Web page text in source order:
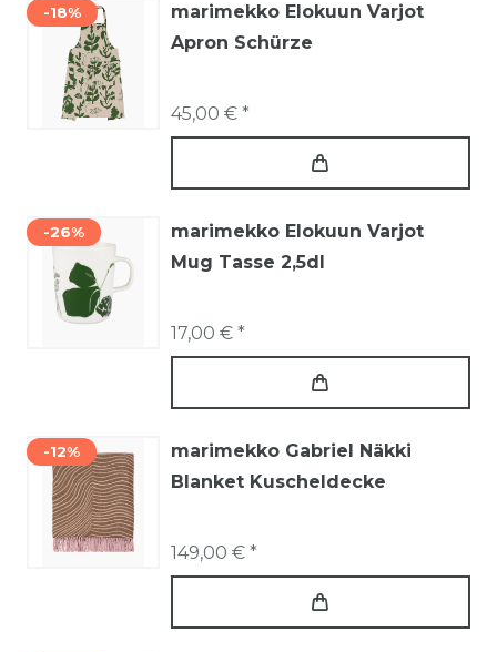
-18%
marimekko Elokuun Varjot
Apron Schürze
45,00 € *
-26%
marimekko Elokuun Varjot
Mug Tasse 2,5dl
17,00 € *
-12%
marimekko Gabriel Näkki
Blanket Kuscheldecke
149,00 € *